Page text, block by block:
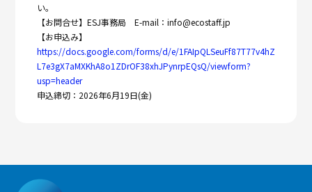
い。
【お問合せ】ESJ事務局 E-mail：info@ecostaff.jp
【お申込み】
https://docs.google.com/forms/d/e/1FAIpQLSeuFf87T77v4hZ
L7e3gX7aMXKhA8o1ZDrOF38xhJPynrpEQsQ/viewform?
usp=header
申込締切：2026年6月19日(金)